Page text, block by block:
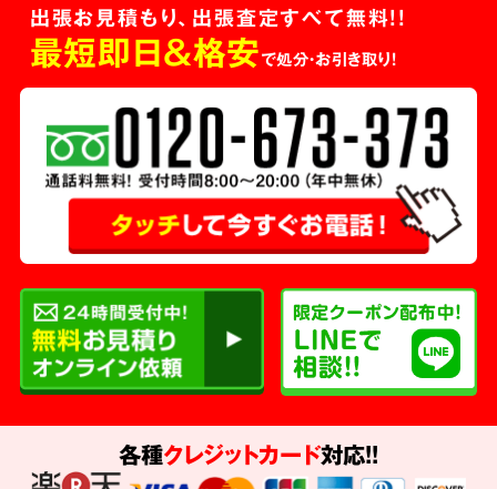
出張お見積もり、出張査定すべて無料!!
最短即日＆格安で処分・お引き取り！
各種クレジットカード対応!!